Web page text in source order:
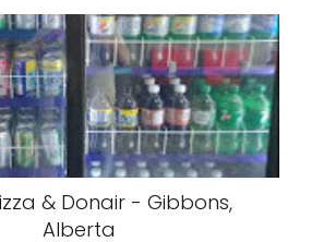
& Donair - Gibbons,
Alberta